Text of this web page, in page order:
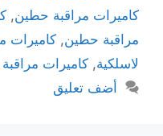
كاميرات مراقبة حطين,
مراقبة حطين, كاميرات
لاسلكية, كاميرات مراقبة
أضف تعليق